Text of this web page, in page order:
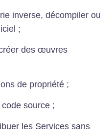
inverse, décompiler ou
;
des œuvres
de propriété ;
code source ;
les Services sans